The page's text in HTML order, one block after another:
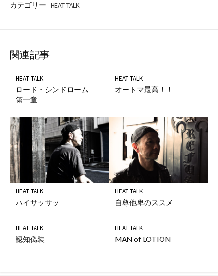
カテゴリー: HEAT TALK
関連記事
HEAT TALK
ロード・シンドローム
第一章
HEAT TALK
オートマ最高！！
HEAT TALK
ハイサッサッ
HEAT TALK
自尊他卑のススメ
HEAT TALK
認知偽装
HEAT TALK
MAN of LOTION